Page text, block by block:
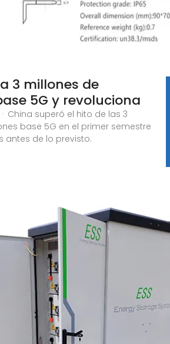
3 millones de
5G y revoluciona
China superó el hito de las 3
base 5G en el primer semestre
antes de lo previsto.